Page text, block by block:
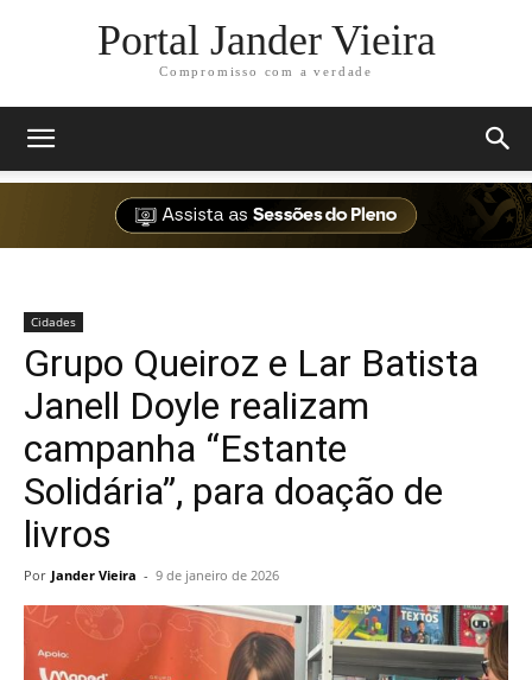
Portal Jander Vieira
Compromisso com a verdade
Cidades
Grupo Queiroz e Lar Batista
Janell Doyle realizam
campanha “Estante
Solidária”, para doação de
livros
Por Jander Vieira - 9 de janeiro de 2026